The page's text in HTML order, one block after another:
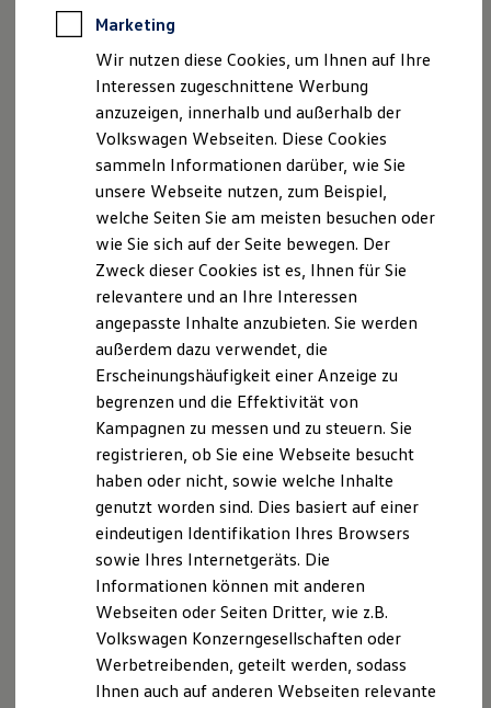
Software, Konnektivität & Apps
California App
VW Connect für Ihren ID. Buzz
VW Connect für Ihren Transporter/Caravelle
VW Connect für Ihren Amarok
VW Connect für andere Modelle
Connect Pro
Fleet Interface Data
Multistop Pathfinder
Übersicht Software Updates
Hilfreiches für Besitzer
Fahrerassistenz- und Sicherheitssysteme
Kontrollleuchten
Kurzfahrprofile und Ölverdünnung
XTL-Dieselkraftstoff
Ersatzteile und Betriebsflüssigkeiten
Original Zubehör und Lifestyle Produkte
myVolkswagen
myVolkswagen Business
Elektrisch & Autonom
Elektro - & Hybridfahrzeuge
Unser Ansatz
Klimafreundlicher Strom
Reichweite & Ladelösungen
Reichweitensimulator
Ladezeitensimulator
Ladelösungen für Privatkunden
Ladelösungen für Gewerbekunden
Wallbox und Ladekabel
Förderung & Kosten der Elektrofahrzeuge
Fördermöglichkeiten für Privatkunden
Fördermöglichkeiten für Gewerbekunden
HRB: 212451, Amtsgericht Walsrode
USt-Id-Nr.: DE453074172
Geschäftsführer: Bernd Bielefeld, Thomas Armbrecht
Wir sind als Versicherungsvertreter nach § 34d Abs. 7
Nr. 1 Gewerbeordnung als Versicherungsvertreter
ausschließlich über die Volkswagen
Versicherungsdienst GmbH tätig bei der Industrie- &
Handelskammer Hannover (Schiffgraben 49, 30175
Hannover) gemeldet.
Eingetragen sind wir im Vermittlerregister unter der
Nummer: D-BIQD-8G8CH-72
Überprüfen können Sie das im Internet unter
www.vermittlerregister.infooder beim
Vermittlerregister, Deutscher Industrie- und
Handelskammertag (DIHK) e.V., Breite Straße 29,
10178 Berlin. Wir bieten eine Beratung an und
erhalte für unsere Tätigkeit als
Versicherungsvermittler Provisionen, welche in der
Versicherungsprämie bereits enthalten sind. Sollten
Sie ausnahmsweise einmal nicht mit meiner
Beratungsleistung zufrieden sein, können Sie sich
auch an folgende Adresse wenden:
Versicherungsombudsmann e.V., Postfach 080632,
10006 Berlin,
beschwerde@versicherungsombudsmann.de,
Marketing
Wir nutzen diese Cookies, um Ihnen auf Ihre
Interessen zugeschnittene Werbung
anzuzeigen, innerhalb und außerhalb der
Volkswagen Webseiten. Diese Cookies
sammeln Informationen darüber, wie Sie
unsere Webseite nutzen, zum Beispiel,
welche Seiten Sie am meisten besuchen oder
wie Sie sich auf der Seite bewegen. Der
Zweck dieser Cookies ist es, Ihnen für Sie
relevantere und an Ihre Interessen
angepasste Inhalte anzubieten. Sie werden
außerdem dazu verwendet, die
Erscheinungshäufigkeit einer Anzeige zu
begrenzen und die Effektivität von
Kampagnen zu messen und zu steuern. Sie
registrieren, ob Sie eine Webseite besucht
haben oder nicht, sowie welche Inhalte
genutzt worden sind. Dies basiert auf einer
eindeutigen Identifikation Ihres Browsers
sowie Ihres Internetgeräts. Die
Informationen können mit anderen
Webseiten oder Seiten Dritter, wie z.B.
Volkswagen Konzerngesellschaften oder
Werbetreibenden, geteilt werden, sodass
Ihnen auch auf anderen Webseiten relevante